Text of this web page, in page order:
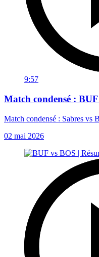
9:57
Match condensé :
Match condensé : Sabres vs
02 mai 2026